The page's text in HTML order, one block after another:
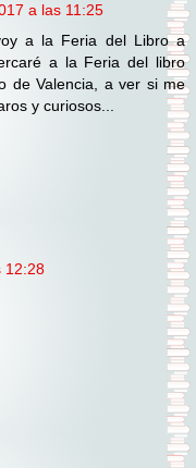
a las 11:25
a la Feria del Libro a
a la Feria del libro
de Valencia, a ver si me
y curiosos...
12:28